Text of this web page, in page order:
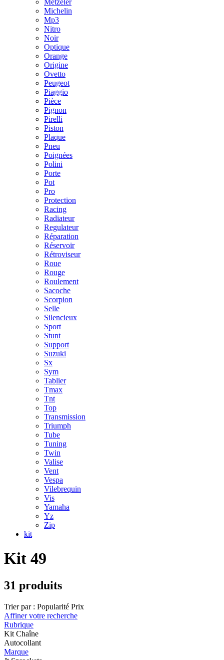
Metzeler
Michelin
Mp3
Nitro
Noir
Optique
Orange
Origine
Ovetto
Peugeot
Piaggio
Pièce
Pignon
Pirelli
Piston
Plaque
Pneu
Poignées
Polini
Porte
Pot
Pro
Protection
Racing
Radiateur
Regulateur
Réparation
Réservoir
Rétroviseur
Roue
Rouge
Roulement
Sacoche
Scorpion
Selle
Silencieux
Sport
Stunt
Support
Suzuki
Sx
Sym
Tablier
Tmax
Tnt
Top
Transmission
Triumph
Tube
Tuning
Twin
Valise
Vent
Vespa
Vilebrequin
Vis
Yamaha
Yz
Zip
kit
Kit 49
31 produits
Trier par : Popularité Prix
Affiner votre recherche
Rubrique
Kit Chaîne
Autocollant
Marque